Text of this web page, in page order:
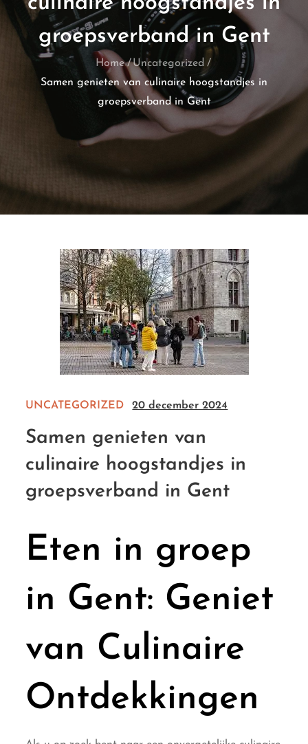
groepsverband in Gent
Home
Uncategorized
Samen genieten van culinaire hoogstandjes in
groepsverband in Gent
UNCATEGORIZED 20 december 2024
Samen genieten van
culinaire hoogstandjes in
groepsverband in Gent
Eten in groep
in Gent: Geniet
van Culinaire
Ontdekkingen